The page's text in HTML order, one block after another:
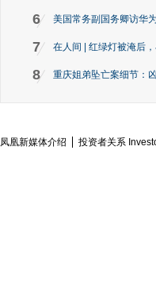
6 美国常务副国务卿访华
7 在人间 | 红绿灯被淹后
8 重庆姐弟坠亡案细节：
凤凰新媒体介绍 投资者关系